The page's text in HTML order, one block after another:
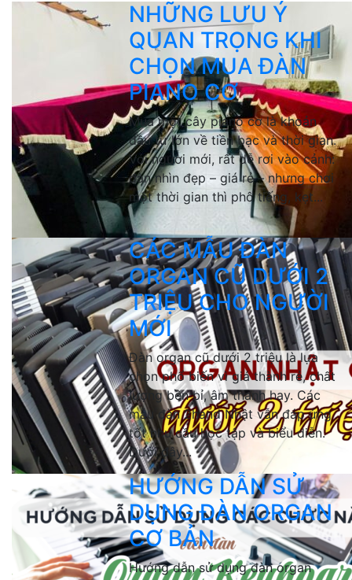
NHỮNG LƯU Ý
QUAN TRỌNG KHI
CHỌN MUA ĐÀN
PIANO CƠ
Mua một cây piano cơ là khoản
đầu tư lớn về tiền bạc và thời gian.
Với người mới, rất dễ rơi vào cảnh:
đàn nhìn đẹp – giá rẻ – nhưng chơi
một thời gian thì phô tiếng, kẹt...
CÁC MẪU ĐÀN
ORGAN CŨ DƯỚI 2
TRIỆU CHO NGƯỜI
MỚI
Đàn organ cũ dưới 2 triệu là lựa
chọn phổ biến vì giá thành rẻ, chất
lượng bền bỉ, âm thanh hay. Các
mẫu đàn 2hand Nhật vẫn đáp ứng
tốt nhu cầu học tập và biểu diễn.
Dưới đây...
HƯỚNG DẪN SỬ
DỤNG ĐÀN ORGAN
CƠ BẢN
Hướng dẫn sử dụng đàn organ